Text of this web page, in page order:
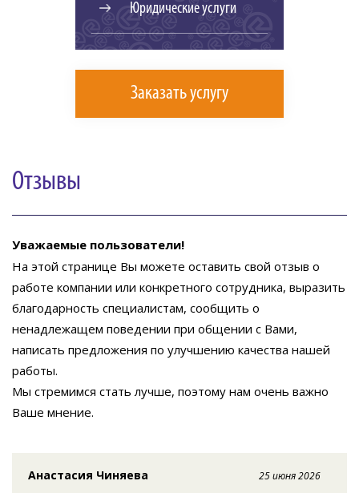
Юридические услуги
Заказать услугу
Отзывы
Уважаемые пользователи!
На этой странице Вы можете оставить свой отзыв о
работе компании или конкретного сотрудника, выразить
благодарность специалистам, сообщить о
ненадлежащем поведении при общении с Вами,
написать предложения по улучшению качества нашей
работы.
Мы стремимся стать лучше, поэтому нам очень важно
Ваше мнение.
25 июня 2026
Анастасия Чиняева